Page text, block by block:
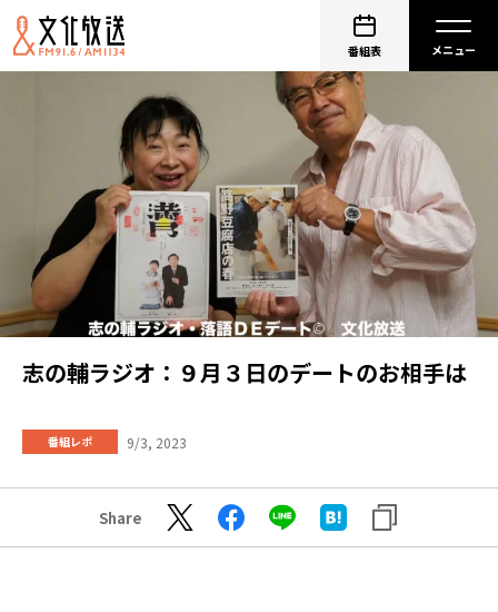
番組表
志の輔ラジオ：９月３日のデートのお相手は
番組レポ 9/3, 2023
Share